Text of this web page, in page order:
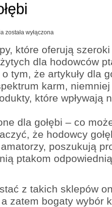
Artykuły
gołębi
została wyłączona
które oferują
dla hodowców
tym, że artykuły dla
karm,
które wpływają
dla gołębi – co
że hodowcy
poszukują
ptakom
z takich sklepów
zatem bogaty wybór